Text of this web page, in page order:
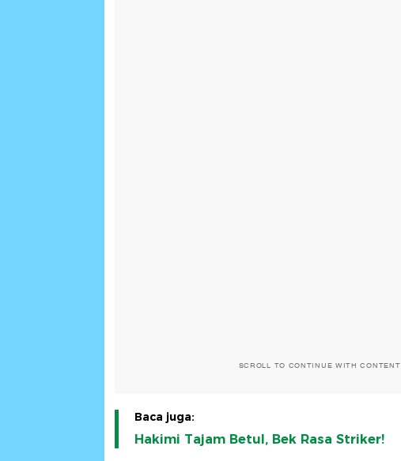
SCROLL TO CONTINUE WITH CONTENT
Baca juga:
Hakimi Tajam Betul, Bek Rasa Striker!